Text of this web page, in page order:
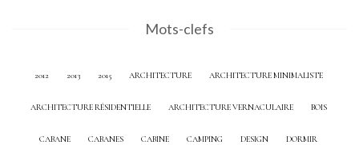
Mots-clefs
2012 2013 2015 ARCHITECTURE ARCHITECTURE MINIMALISTE
ARCHITECTURE RÉSIDENTIELLE ARCHITECTURE VERNACULAIRE BOIS
CABANE CABANES CABINE CAMPING DESIGN DORMIR